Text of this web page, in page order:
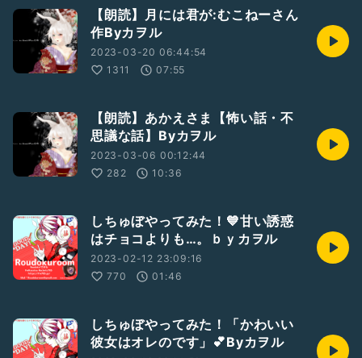
【朗読】月には君が:むこねーさん
作Byカヲル
2023-03-20 06:44:54
1311
07:55
【朗読】あかえさま【怖い話・不
思議な話】Byカヲル
2023-03-06 00:12:44
282
10:36
しちゅぼやってみた！💙甘い誘惑
はチョコよりも…。ｂｙカヲル
2023-02-12 23:09:16
770
01:46
しちゅぼやってみた！「かわいい
彼女はオレのです」💕Byカヲル